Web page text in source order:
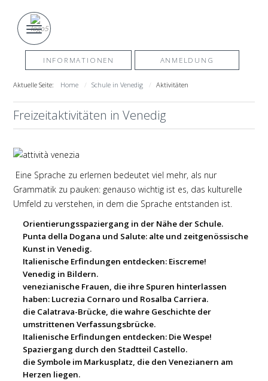
INFORMATIONEN ANMELDUNG
Aktuelle Seite: Home Schule in Venedig Aktivitäten
Freizeitaktivitäten in Venedig
Eine Sprache zu erlernen bedeutet viel mehr, als nur
Grammatik zu pauken: genauso wichtig ist es, das kulturelle
Umfeld zu verstehen, in dem die Sprache entstanden ist.
Orientierungsspaziergang in der Nähe der Schule.
Punta della Dogana und Salute: alte und zeitgenössische
Kunst in Venedig.
Italienische Erfindungen entdecken: Eiscreme!
Venedig in Bildern.
venezianische Frauen, die ihre Spuren hinterlassen
haben: Lucrezia Cornaro und Rosalba Carriera.
die Calatrava-Brücke, die wahre Geschichte der
umstrittenen Verfassungsbrücke.
Italienische Erfindungen entdecken: Die Wespe!
Spaziergang durch den Stadtteil Castello.
die Symbole im Markusplatz, die den Venezianern am
Herzen liegen.